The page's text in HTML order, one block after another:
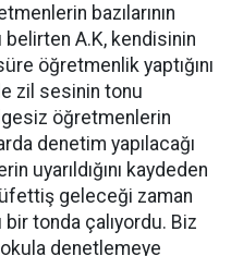
bazılarının
belirten A.K, kendisinin
öğretmenlik yaptığını
zil sesinin tonu
öğretmenlerin
denetim yapılacağı
uyarıldığını kaydeden
geleceği zaman
tonda çalıyordu. Biz
denetlemeye